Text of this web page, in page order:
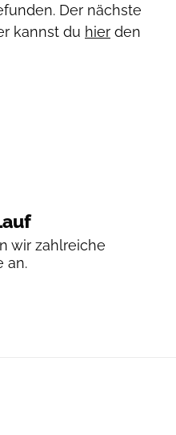
Der nächste
kannst du hier den
wir zahlreiche
an.